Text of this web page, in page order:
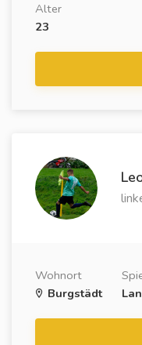
Alter
23
Wohnort
Burgstädt